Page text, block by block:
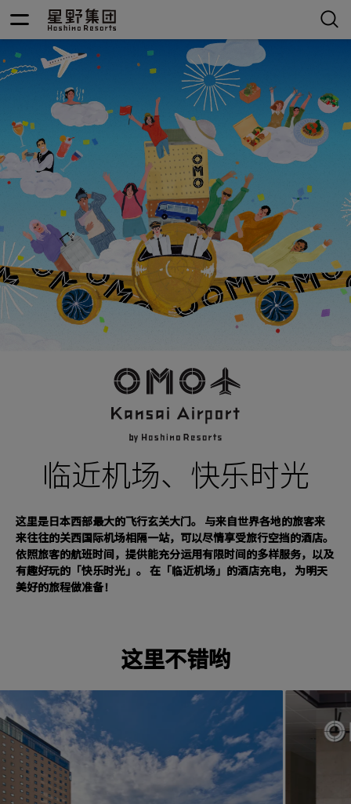
临近机场、 快乐时光
这里是日本西部最大的飞行玄关大门。 与来自世界各地的旅客来
来往往的关西国际机场相隔一站，可以尽情享受旅行空挡的酒店。
依照旅客的航班时间，提供能充分运用有限时间的多样服务，以及
有趣好玩的「快乐时光」。 在「临近机场」的酒店充电， 为明天
美好的旅程做准备！
这里不错哟